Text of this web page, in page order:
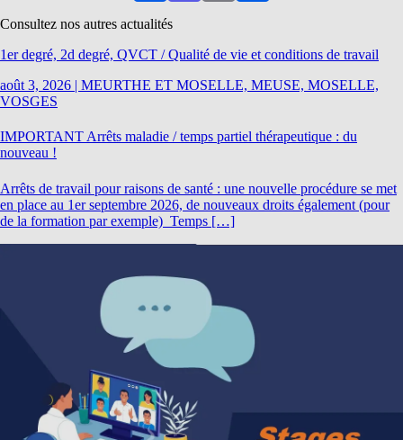
Consultez nos autres actualités
1er degré, 2d degré, QVCT / Qualité de vie et conditions de travail
août 3, 2026 | MEURTHE ET MOSELLE, MEUSE, MOSELLE,
VOSGES
IMPORTANT Arrêts maladie / temps partiel thérapeutique : du
nouveau !
Arrêts de travail pour raisons de santé : une nouvelle procédure se met
en place au 1er septembre 2026, de nouveaux droits également (pour
de la formation par exemple) Temps […]